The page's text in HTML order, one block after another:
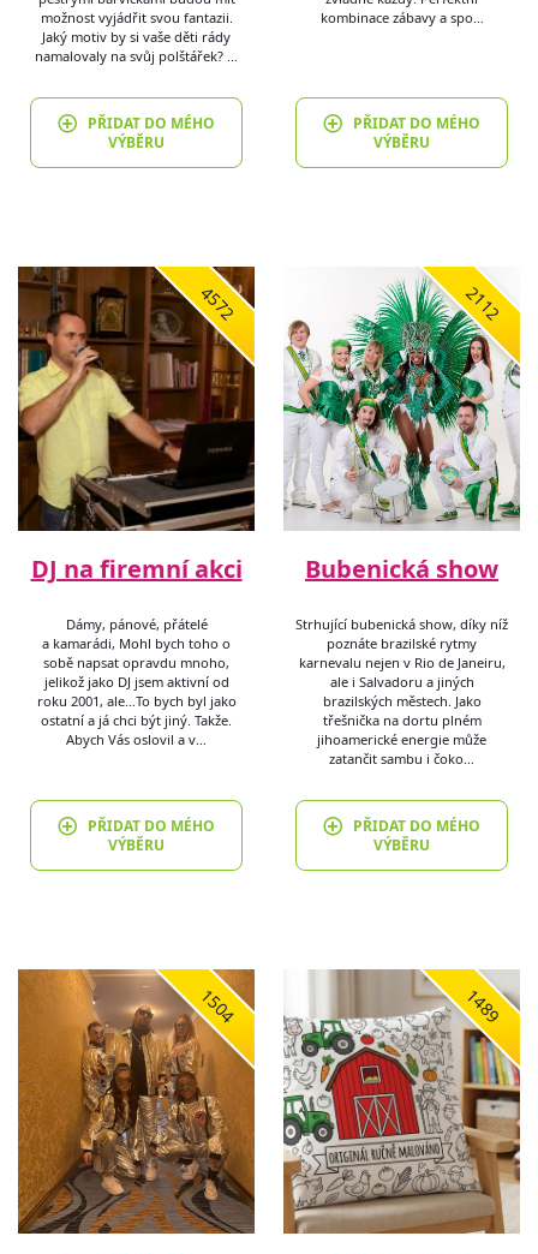
možnost vyjádřit svou fantazii.
Jaký motiv by si vaše děti rády
namalovaly na svůj polštářek? …
PŘIDAT DO MÉHO
VÝBĚRU
kombinace zábavy a spo…
PŘIDAT DO MÉHO
VÝBĚRU
4572
DJ na firemní akci
Dámy, pánové, přátelé
a kamarádi, Mohl bych toho o
sobě napsat opravdu mnoho,
jelikož jako DJ jsem aktivní od
roku 2001, ale…To bych byl jako
ostatní a já chci být jiný. Takže.
Abych Vás oslovil a v…
PŘIDAT DO MÉHO
VÝBĚRU
2112
Bubenická show
Strhující bubenická show, díky níž
poznáte brazilské rytmy
karnevalu nejen v Rio de Janeiru,
ale i Salvadoru a jiných
brazilských městech. Jako
třešnička na dortu plném
jihoamerické energie může
zatančit sambu i čoko…
PŘIDAT DO MÉHO
VÝBĚRU
1504 1489